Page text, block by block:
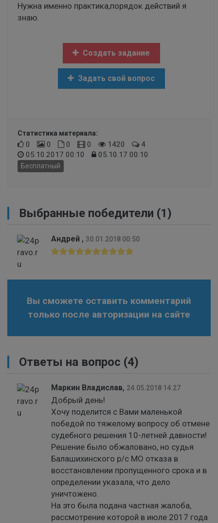
Нужна именно практика,порядок действий я
знаю.
Создать задание
Задать свой вопрос
Статистика материала:
0 0 0 0 1420
4
05.10.2017 00:10
05.10.17 00:10
Бесплатный
Выбранные победители (1)
Андрей , 30.01.2018 00:50
Вы сможете оставить комментарий
только после авторизации на сайте
Ответы на вопрос (4)
Маркин Владислав, 24.05.2018 14:27
Добрый день!
Хочу поделится с Вами маленькой
победой по тяжелому вопросу об отмене
судебного решения 10-летней давности!
Решение было обжаловано, но судья
Балашихинского р/с МО отказа в
восстановлении пропущенного срока и в
определении указала, что дело
уничтожено.
На это была подана частная жалоба,
рассмотрение которой в июле 2017 года